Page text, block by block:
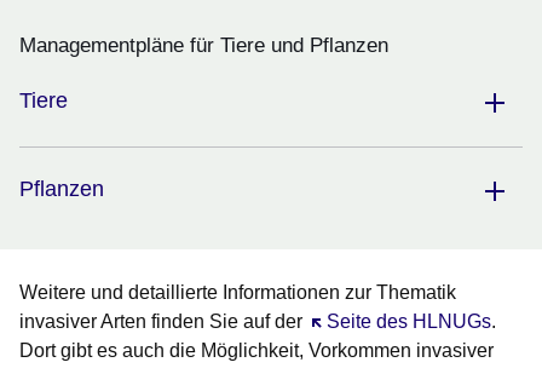
Managementpläne für Tiere und Pflanzen
Tiere
Pflanzen
Weitere und detaillierte Informationen zur Thematik
invasiver Arten finden Sie auf der
Seite des HLNUGs
Öffnet sich in einem neuen
.
Dort gibt es auch die Möglichkeit, Vorkommen invasiver